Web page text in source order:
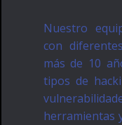
Nuestro
con
más de 10
tipos de
herramientas